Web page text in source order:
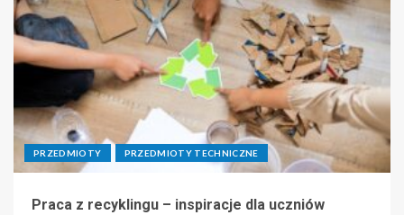
PRZEDMIOTY PRZEDMIOTY TECHNICZNE
Praca z recyklingu – inspiracje dla uczniów